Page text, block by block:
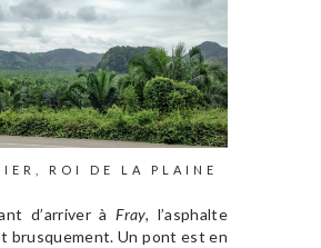
ROI DE LA PLAINE
d’arriver àFray, l’asphalte
brusquement. Un pont est en